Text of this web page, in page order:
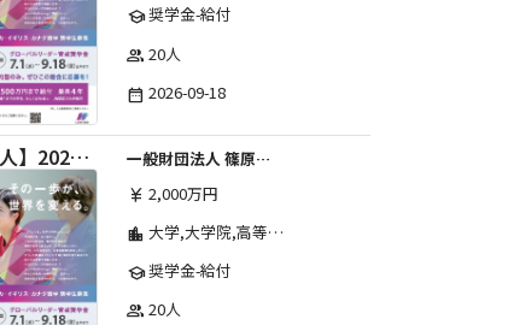
school奨学金-給付
group 20人
date_range 2026-09-18
【社会人】2026年度 しのはら財団 アメリカ・イギリス・カナダ英語留学奨学金
一般財団法人 篠原欣子記念財団 (海外留学奨学金グループ)
currency_yen 2,000万円
location_city 大学,大学院,高等学校,その他,高等専門学校,専修学校,短期大学
school奨学金-給付
group 20人